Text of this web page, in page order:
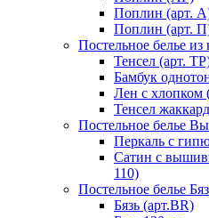
Поплин (арт.
Поплин (арт.
Постельное белье
Тенсел (арт.
Бамбук
Лен с хлопком
Тенсел
Постельное белье
Перкаль с
Сатин с
110)
Постельное белье
Бязь (арт.BR)